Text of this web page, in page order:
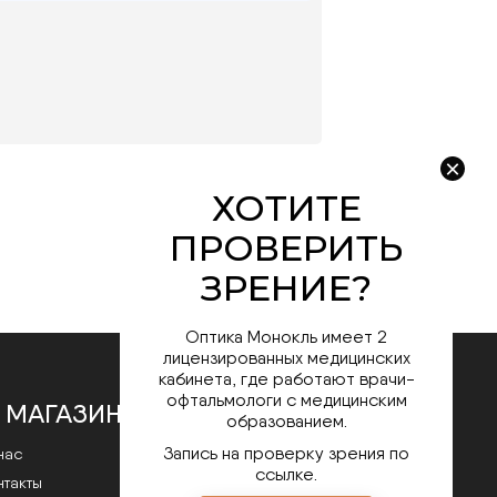
Оптика Монокль имеет 2
лицензированных медицинских
кабинета, где работают врачи-
офтальмологи с медицинским
образованием.
Запись на проверку зрения по
ссылке.